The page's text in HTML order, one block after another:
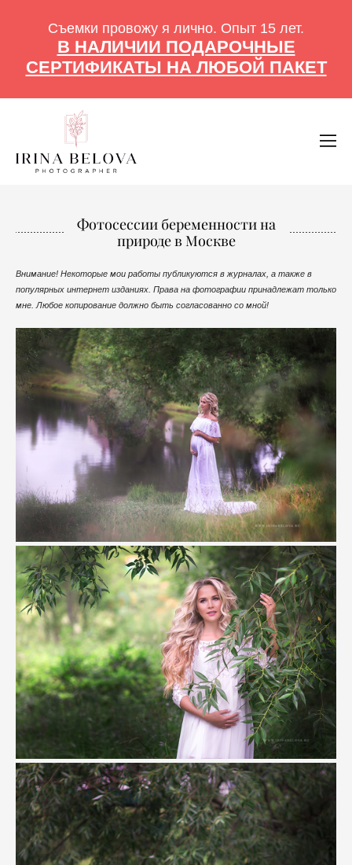
Съемки провожу я лично. Опыт 15 лет.
В НАЛИЧИИ ПОДАРОЧНЫЕ
СЕРТИФИКАТЫ НА ЛЮБОЙ ПАКЕТ
Фотосессии беременности на
природе в Москве
Внимание! Некоторые мои работы публикуются в журналах, а также в
популярных интернет изданиях. Права на фотографии принадлежат только
мне. Любое копирование должно быть согласованно со мной!